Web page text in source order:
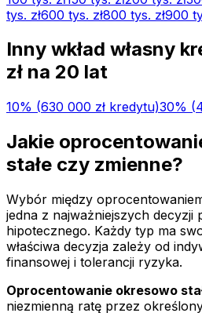
tys. zł600 tys. zł800 tys. zł900
Inny wkład własny
zł na 20 lat
10% (630 000 zł kredytu)30% (
Jakie
stałe czy zmienne?
Wybór między
jedna z najważniejszych decyzji
hipotecznego. Każdy typ ma
właściwa decyzja zależy od
finansowej i tolerancji ryzyka.
Oprocentowanie okresowo
niezmienną ratę przez